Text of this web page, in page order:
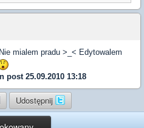
mialem pradu >_< Edytowalem
post 25.09.2010 13:18
Udostępnij